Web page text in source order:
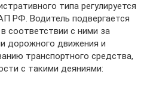
типа регулируется
РФ. Водитель подвергается
соответствии с ними за
дорожного движения и
транспортного средства,
с такими деяниями: